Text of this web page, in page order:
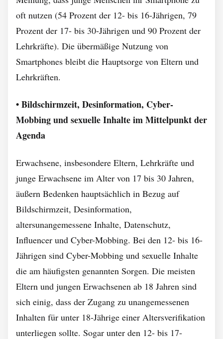
oft nutzen (54 Prozent der 12- bis 16-Jährigen, 79
Prozent der 17- bis 30-Jährigen und 90 Prozent der
Lehrkräfte). Die übermäßige Nutzung von
Smartphones bleibt die Hauptsorge von Eltern und
Lehrkräften.
• Bildschirmzeit, Desinformation, Cyber-
Mobbing und sexuelle Inhalte im Mittelpunkt der
Agenda
Erwachsene, insbesondere Eltern, Lehrkräfte und
junge Erwachsene im Alter von 17 bis 30 Jahren,
äußern Bedenken hauptsächlich in Bezug auf
Bildschirmzeit, Desinformation,
altersunangemessene Inhalte, Datenschutz,
Influencer und Cyber-Mobbing. Bei den 12- bis 16-
Jährigen sind Cyber-Mobbing und sexuelle Inhalte
die am häufigsten genannten Sorgen. Die meisten
Eltern und jungen Erwachsenen ab 18 Jahren sind
sich einig, dass der Zugang zu unangemessenen
Inhalten für unter 18-Jährige einer Altersverifikation
unterliegen sollte. Sogar unter den 12- bis 17-